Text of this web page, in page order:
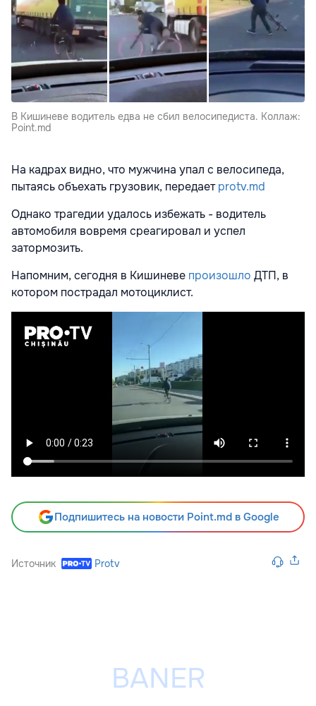
В Кишиневе водитель едва не сбил велосипедиста. Коллаж:
Point.md
На кадрах видно, что мужчина упал с велосипеда,
пытаясь объехать грузовик, передаетprotv.md
Однако трагедии удалось избежать - водитель
автомобиля вовремя среагировал и успел
затормозить.
Напомним, сегодня в Кишиневе произошло ДТП, в
котором пострадал мотоциклист.
Подпишитесь на новости Point.md в Google
Источник Protv